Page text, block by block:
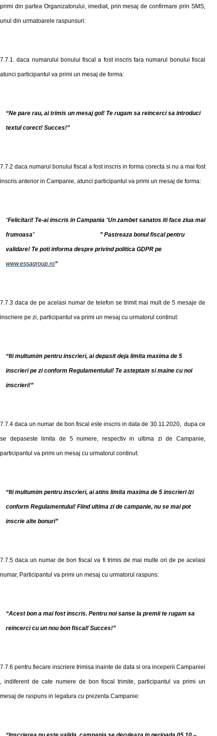
primi din partea Organizatorului, imediat, prin mesaj de confirmare prin SMS,
unul din urmatoarele raspunsuri:
7.7.1. daca numarului bonului fiscal a fost inscris fara numarul bonului fiscal
atunci participantul va primi un mesaj de forma:
“Ne pare rau, ai trimis un mesaj gol! Te rugam sa reincerci sa introduci
textul corect! Succes!”
7.7.2 daca numarul bonului fiscal a fost inscris in forma corecta si nu a mai fost
inscris anterior in Campanie, atunci participantul va primi un mesaj de forma:
“Felicitari! Te-ai inscris in Campania “Un zambet sanatos iti face ziua mai
frumoasa”” Pastreaza bonul fiscal pentru
validare! Te poti informa despre privind politica GDPR pe
www.essagroup.ro”
7.7.3 daca de pe acelasi numar de telefon se trimit mai mult de 5 mesaje de
inscriere pe zi, participantul va primi un mesaj cu urmatorul continut:
“Iti multumim pentru inscrieri, ai depasit deja limita maxima de 5
inscrieri pe zi conform Regulamentului! Te asteptam si maine cu noi
inscrieri!”
7.7.4 daca un numar de bon fiscal este inscris in data de 30.11.2020, dupa ce
se depaseste limita de 5 numere, respectiv in ultima zi de Campanie,
participantul va primi un mesaj cu urmatorul continut:
“Iti multumim pentru inscrieri, ai atins limita maxima de 5 inscrieri /zi
conform Regulamentului! Fiind ultima zi de campanie, nu se mai pot
inscrie alte bonuri”
7.7.5daca un numar de bon fiscal va fi trimis de mai multe ori de pe acelasi
numar, Participantul va primi un mesaj cu urmatorul raspuns:
“Acest bon a mai fost inscris. Pentru noi sanse la premii te rugam sa
reincerci cu un nou bon fiscal! Succes!”
7.7.6 pentru fiecare inscriere trimisa inainte de data si ora inceperii Campaniei
, indiferent de cate numere de bon fiscal trimite, participantul va primi un
mesaj de raspuns in legatura cu prezenta Campanie: